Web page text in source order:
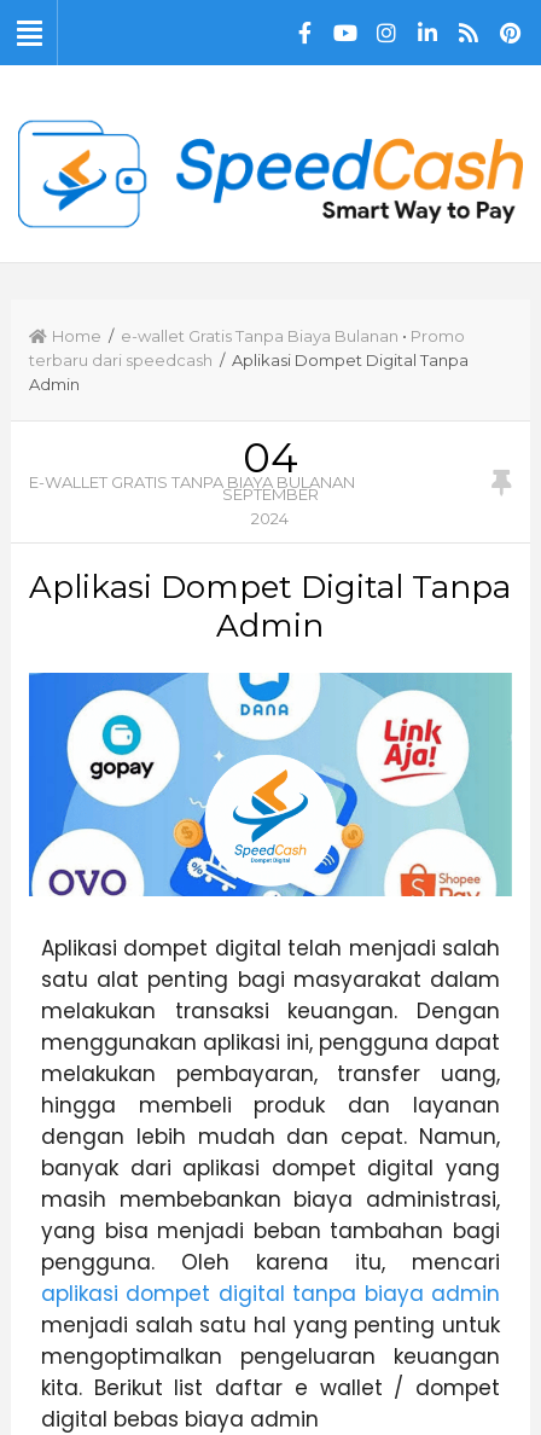
Home / e-wallet Gratis Tanpa Biaya Bulanan • Promo
terbaru dari speedcash / Aplikasi Dompet Digital Tanpa
Admin
04
SEPTEMBER
2024
E-WALLET GRATIS TANPA BIAYA BULANAN
Aplikasi Dompet Digital Tanpa
Admin
Aplikasi dompet digital telah menjadi salah
satu alat penting bagi masyarakat dalam
melakukan transaksi keuangan. Dengan
menggunakan aplikasi ini, pengguna dapat
melakukan pembayaran, transfer uang,
hingga membeli produk dan layanan
dengan lebih mudah dan cepat. Namun,
banyak dari aplikasi dompet digital yang
masih membebankan biaya administrasi,
yang bisa menjadi beban tambahan bagi
pengguna. Oleh karena itu, mencari
aplikasi dompet digital tanpa biaya admin
menjadi salah satu hal yang penting untuk
mengoptimalkan pengeluaran keuangan
kita. Berikut list daftar e wallet / dompet
digital bebas biaya admin